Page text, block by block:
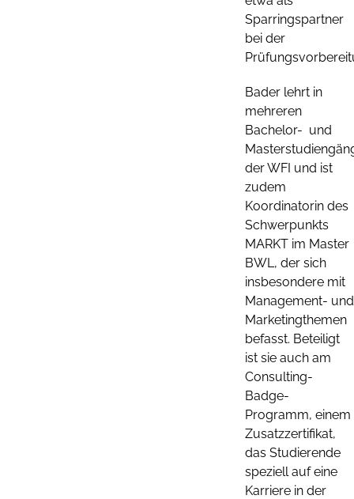
Sparringspartner
bei der
Bader lehrt in
mehreren
Bachelor- und
der WFI und ist
zudem
Koordinatorin des
Schwerpunkts
MARKT im Master
BWL, der sich
insbesondere mit
Management- und
Marketingthemen
befasst. Beteiligt
ist sie auch am
Consulting-
Badge-
Programm, einem
Zusatzzertifikat,
das Studierende
speziell auf eine
Karriere in der